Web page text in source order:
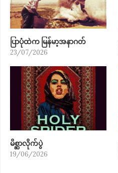
ပြာပုံထဲက မြန်မာ့အနာဂတ်
23/07/2026
မိစ္ဆာလိုက်ပွဲ
19/06/2026